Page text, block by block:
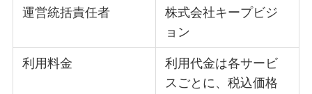
運営統括責任者
株式会社キープビジ
ョン
利用料金
利用代金は各サービ
スごとに、税込価格